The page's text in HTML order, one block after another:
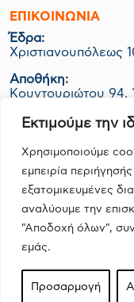
Εκτιμούμε την
Χρησιμοποιούμε
εμπειρία
εξατομικευμένες
αναλύουμε την
"Αποδοχή όλων",
εμάς.
Προσαρμογή
ΕΠΙΚΟΙΝΩΝΊΑ
Έδρα:
Χριστιανουπόλεως
Αποθήκη:
Κουντουριώτου 94,
Εργοστάσιο-
ΒΙΟ.ΠΑ Κερατέας
FOLLOW US